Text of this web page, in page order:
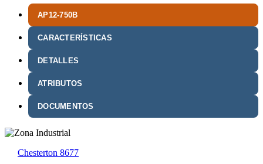
AP12-750B
CARACTERÍSTICAS
DETALLES
ATRIBUTOS
DOCUMENTOS
Chesterton 8677